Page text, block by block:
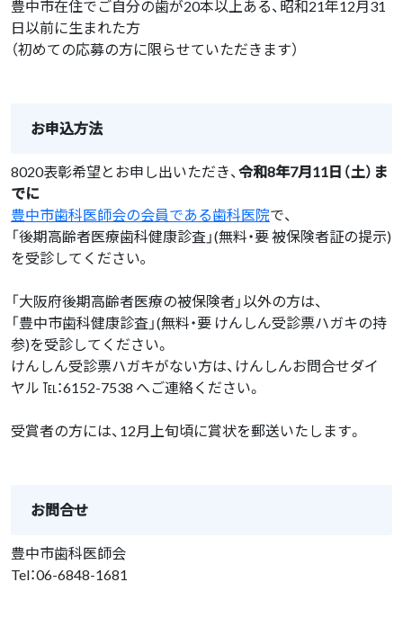
豊中市在住でご自分の歯が20本以上ある、昭和21年12月31
日以前に生まれた方
（初めての応募の方に限らせていただきます）
お申込方法
8020表彰希望とお申し出いただき、 令和8年7月11日（土）ま
でに
豊中市歯科医師会の会員である歯科医院で、
「後期高齢者医療歯科健康診査」(無料・要 被保険者証の提示)
を受診してください｡
「大阪府後期高齢者医療の被保険者」以外の方は、
「豊中市歯科健康診査」(無料・要 けんしん受診票ハガキの持
参)を受診してください。
けんしん受診票ハガキがない方は、けんしんお問合せダイ
ヤル ℡：6152-7538 へご連絡ください。
受賞者の方には、12月上旬頃に賞状を郵送いたします。
お問合せ
豊中市歯科医師会
Tel：06-6848-1681